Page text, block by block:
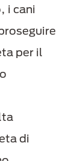
i cani
per il
di